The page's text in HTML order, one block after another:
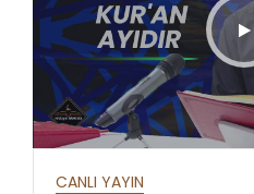
CANLI YAYIN